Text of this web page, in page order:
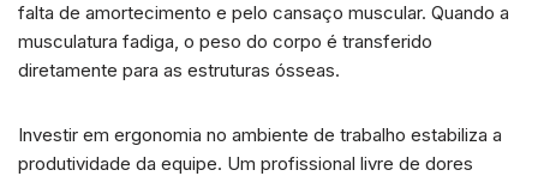
falta de amortecimento e pelo cansaço muscular. Quando a
musculatura fadiga, o peso do corpo é transferido
diretamente para as estruturas ósseas.
Investir em ergonomia no ambiente de trabalho estabiliza a
produtividade da equipe. Um profissional livre de dores